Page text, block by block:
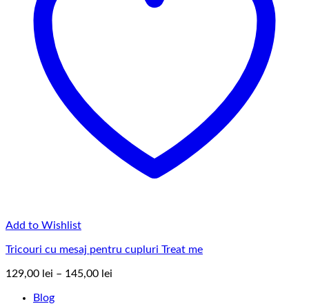
Add to Wishlist
Tricouri cu mesaj pentru cupluri Treat me
129,00 lei – 145,00 lei
Blog